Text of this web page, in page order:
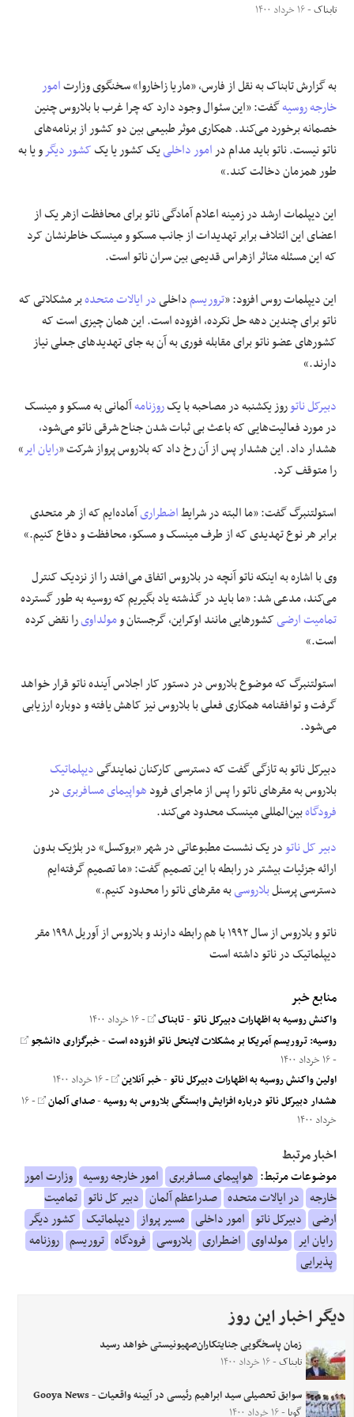
فرهنگی و هنری
مقالات
تابناک- ۱۶ خرداد ۱۴۰۰
به گزارش تابناک به نقل از فارس، «ماریا زاخاروا» سخنگوی وزارتامور
خارجه روسیهگفت: «این سئوال وجود دارد که چرا غرب با بلاروس چنین
خصمانه برخورد می‌کند. همکاری موثر طبیعی بین دو کشور از برنامه‌های
ناتو نیست. ناتو باید مدام درامور داخلییک کشور یا یککشور دیگرو یا به
طور همزمان دخالت کند.»
این دیپلمات ارشد در زمینه اعلام آمادگی ناتو برای محافظت ازهر یک از
اعضای این ائتلاف برابر تهدیدات از جانب مسکو و مینسک خاطرنشان کرد
که این مسئله متاثر ازهراس قدیمی بین سران ناتو است.
این دیپلمات روس افزود: «تروریسمداخلیدر ایالات متحدهبر مشکلاتی که
ناتو برای چندین دهه حل نکرده، افزوده است. این همان چیزی است که
کشور‌های عضو ناتو برای مقابله فوری به آن به جای تهدید‌های جعلی نیاز
دارند.»
دبیرکل ناتوروز یکشنبه در مصاحبه با یکروزنامهآلمانی به مسکو و مینسک
در مورد فعالیت‌هایی که باعث بی ثبات شدن جناح شرقی ناتو می‌شود،
هشدار داد. این هشدار پس از آن رخ داد که بلاروس پرواز شرکت «رایان ایر»
را متوقف کرد.
استولتنبرگ گفت: «ما البته در شرایطاضطراریآماده‌ایم که از هر متحدی
برابر هر نوع تهدیدی که از طرف مینسک و مسکو، محافظت و دفاع کنیم.»
وی با اشاره به اینکه ناتو آنچه در بلاروس اتفاق می‌افتد را از نزدیک کنترل
می‌کند، مدعی شد: «ما باید در گذشته یاد بگیریم که روسیه به طور گسترده
تمامیت ارضیکشور‌هایی مانند اوکراین، گرجستان ومولداویرا نقض کرده
است.»
استولتنبرگ که موضوع بلاروس در دستور کار اجلاس آینده ناتو قرار خواهد
گرفت و توافقنامه همکاری فعلی با بلاروس نیز کاهش یافته و دوباره ارزیابی
می‌شود.
دبیرکل ناتو به تازگی گفت که دسترسی کارکنان نمایندگیدیپلماتیک
بلاروس به مقر‌های ناتو را پس از ماجرای فرودهواپیمای مسافربریدر
فرودگاهبین‌المللی مینسک محدود می‌کند.
دبیر کل ناتودر یک نشست مطبوعاتی در شهر «بروکسل» در بلژیک بدون
ارائه جزئیات بیشتر در رابطه با این تصمیم گفت: «ما تصمیم گرفته‌ایم
دسترسی پرسنلبلاروسیبه مقر‌های ناتو را محدود کنیم.»
ناتو و بلاروس از سال ۱۹۹۲ با هم رابطه دارند و بلاروس از آوریل ۱۹۹۸ مقر
دیپلماتیک در ناتو داشته است
منابع خبر
واکنش روسیه به اظهارات دبیرکل ناتو-تابناک - ۱۶ خرداد ۱۴۰۰
روسیه: تروریسم آمریکا بر مشکلات لاینحل ناتو افزوده است-خبرگزاری دانشجو
- ۱۶ خرداد ۱۴۰۰
اولین واکنش روسیه به اظهارات دبیرکل ناتو-خبر آنلاین - ۱۶ خرداد ۱۴۰۰
هشدار دبیرکل ناتو درباره افزایش وابستگی بلاروس به روسیه-صدای آلمان
- ۱۶
خرداد ۱۴۰۰
اخبار مرتبط
موضوعات مرتبط: هواپیمای مسافربری امور خارجه روسیه وزارت امور
خارجه در ایالات متحده صدراعظم آلمان دبیر کل ناتو تمامیت
ارضی دبیرکل ناتو امور داخلی مسیر پرواز دیپلماتیک کشور دیگر
رایان ایر مولداوی اضطراری بلاروسی فرودگاه تروریسم روزنامه
پذیرایی
دیگر اخبار این روز
زمان پاسخگویی جنایتکاران‌صهیونیستی خواهد رسید
تابناک- ۱۶ خرداد ۱۴۰۰
سوابق تحصیلی سید ابراهیم رئیسی در آیینه واقعیات - Gooya News
گویا - ۱۶ خرداد ۱۴۰۰